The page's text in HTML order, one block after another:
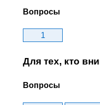
Вопросы
1
Для тех, кто
Вопросы